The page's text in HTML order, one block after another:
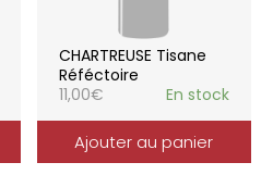
CHARTREUSE Tisane
Réféctoire
11,00€ En stock
Ajouter au panier